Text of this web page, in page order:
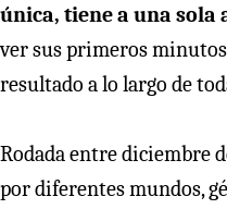
única, tiene a una sola
ver sus primeros
resultado a lo largo de
Rodada entre diciembre
por diferentes mundos,